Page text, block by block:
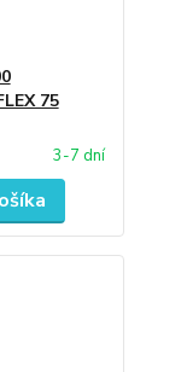
75
3-7 dní